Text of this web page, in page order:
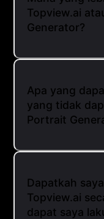
Topview.ai
Generator?
Apa yang
yang tidak
Portrait
Dapatkah
Topview.ai
dapat saya